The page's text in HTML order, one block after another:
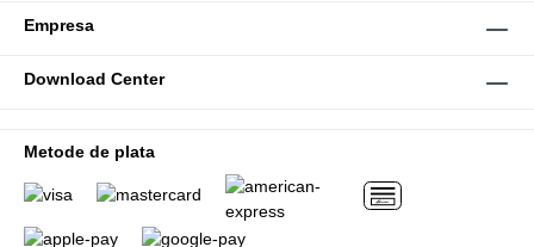
Empresa
Download Center
Metode de plata